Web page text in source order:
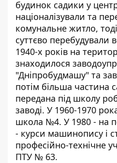
будинок садики у
націоналізували та
комунальне житло,
суттєво перебудували
1940-х років на
знаходилося
"Дніпробудмашу" та
потім більша частина
передана під школу
заводі. У 1960-1970
школа №4. У 1980 - на
- курси машинопису і
професійно-технічне
ПТУ № 63.